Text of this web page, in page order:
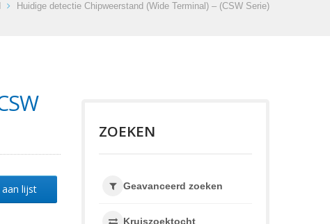
Huidige detectie Chipweerstand (Wide Terminal) – (CSW Serie)
lijst
ZOEKEN
Geavanceerd zoeken
Kruiszoektocht